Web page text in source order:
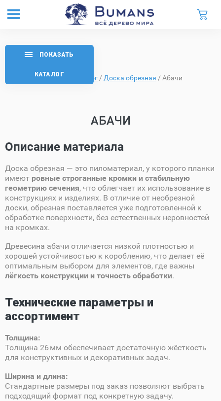
Главная Каталог / Доска обрезная / Абачи
АБАЧИ
ПОКАЗАТЬ
КАТАЛОГ
Описание материала
Доска обрезная — это пиломатериал, у которого планки
имеют ровные строганные кромки и стабильную
геометрию сечения, что облегчает их использование в
конструкциях и изделиях. В отличие от необрезной
доски, обрезная поставляется уже подготовленной к
обработке поверхности, без естественных неровностей
на кромках.
Древесина абачи отличается низкой плотностью и
хорошей устойчивостью к короблению, что делает её
оптимальным выбором для элементов, где важны
лёгкость конструкции и точность обработки.
Технические параметры и
ассортимент
Толщина:
Толщина 26 мм обеспечивает достаточную жёсткость
для конструктивных и декоративных задач.
Ширина и длина:
Стандартные размеры под заказ позволяют выбрать
подходящий формат под конкретную задачу.